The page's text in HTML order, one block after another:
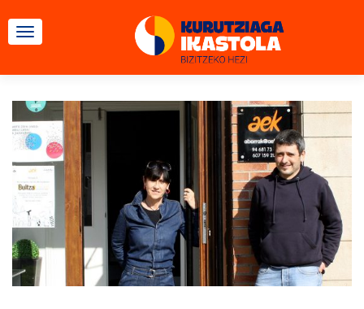
TOGGLE NAVIGATION